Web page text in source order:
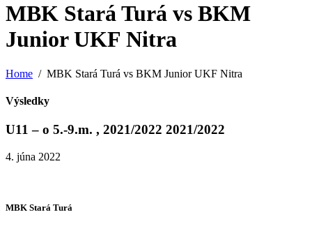
MBK Stará Turá vs BKM
Junior UKF Nitra
Home MBK Stará Turá vs BKM Junior UKF Nitra
Výsledky
U11 – o 5.-9.m. , 2021/2022 2021/2022
4. júna 2022
MBK Stará Turá